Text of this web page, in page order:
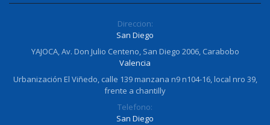
Direccion:
San Diego
YAJOCA, Av. Don Julio Centeno, San Diego 2006, Carabobo
Valencia
Urbanización El Viñedo, calle 139 manzana n9 n104-16, local nro 39,
frente a chantilly
Telefono:
San Diego